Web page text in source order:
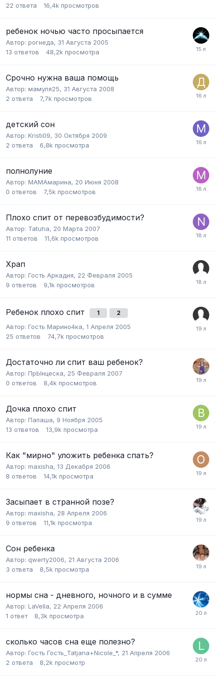
22 ответа 16,4k просмотров
ребенок ночью часто просыпается
Автор: рогнеда, 31 Августа 2005
13 ответов 48,2k просмотра
Срочно нужна ваша помощь
Автор: мамуля25, 31 Августа 2008
2 ответа 7,7k просмотров
детский сон
Автор: Kristi09, 30 Октября 2009
2 ответа 6,8k просмотра
полнолуние
Автор: МАМАмарина, 20 Июня 2008
0 ответов 7,5k просмотров
Плохо спит от перевозбудимости?
Автор: Tatuha, 20 Марта 2007
11 ответов 11,6k просмотров
Храп
Автор: Гость Аркадия, 22 Февраля 2005
9 ответов 9,1k просмотров
Ребенок плохо спит 1 2
Автор: Гость Марино4ка, 1 Апреля 2005
25 ответов 74,7k просмотров
Достаточно ли спит ваш ребенок?
Автор: ПрЫнцеска, 25 Февраля 2007
0 ответов 8,4k просмотров
Дочка плохо спит
Автор: Папаша, 9 Ноября 2005
13 ответов 13,9k просмотра
Как "мирно" уложить ребенка спать?
Автор: maxisha, 13 Декабря 2006
8 ответов 14,1k просмотра
Засыпает в странной позе?
Автор: maxisha, 28 Апреля 2006
9 ответов 11,1k просмотра
Сон ребенка
Автор: qwerty2006, 21 Августа 2006
3 ответа 8,5k просмотра
нормы сна - дневного, ночного и в сумме
Автор: LaVella, 22 Апреля 2006
1 ответ 8,3k просмотра
сколько часов сна еще полезно?
Автор: Гость Гость_Tatjana+Nicole_*, 21 Апреля 2006
2 ответа 8,2k просмотр